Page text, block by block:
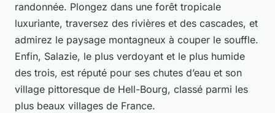
randonnée. Plongez dans une forêt tropicale
luxuriante, traversez des rivières et des cascades, et
admirez le paysage montagneux à couper le souffle.
Enfin, Salazie, le plus verdoyant et le plus humide
des trois, est réputé pour ses chutes d’eau et son
village pittoresque de Hell-Bourg, classé parmi les
plus beaux villages de France.